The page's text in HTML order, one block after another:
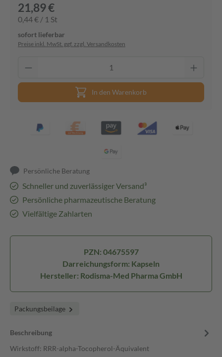
21,89 €
0,44 € / 1 St
sofort lieferbar
Preise inkl. MwSt. ggf. zzgl. Versandkosten
In den Warenkorb
Persönliche Beratung
Schneller und zuverlässiger Versand³
Persönliche pharmazeutische Beratung
Vielfältige Zahlarten
PZN: 04675597
Darreichungsform: Kapseln
Hersteller: Rodisma-Med Pharma GmbH
Packungsbeilage
Beschreibung
Wirkstoff: RRR-alpha-Tocopherol-Äquivalent